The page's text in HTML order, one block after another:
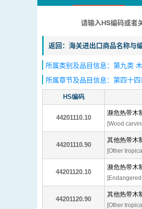
请输入HS编码或者
返回：海关进出口商品名称与
所属类别及品目信息：第九类
所属章节及品目信息：第四十
HS编码
44201110.10
濒危热带木
[Wood
44201110.90
其他热带木
[Other
44201120.10
濒危热带木
44201120.90
其他热带木
[Other